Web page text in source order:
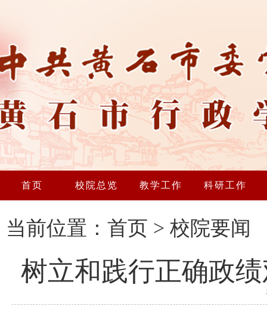
首页 校院总览 教学工作 科研工作
当前位置： 首页 > 校院要闻
树立和践行正确政